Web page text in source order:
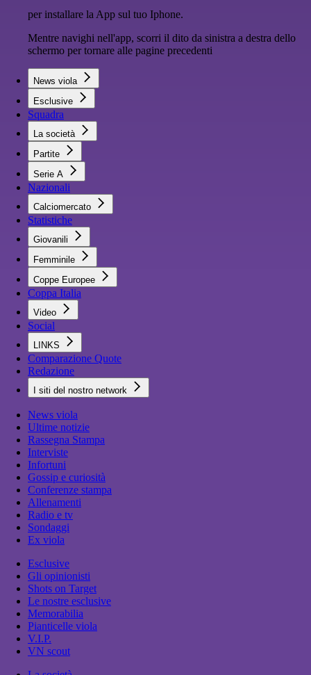
per installare la App sul tuo Iphone.
Mentre navighi nell'app, scorri il dito da sinistra a destra dello
schermo per tornare alle pagine precedenti
News viola
Esclusive
Squadra
La società
Partite
Serie A
Nazionali
Calciomercato
Statistiche
Giovanili
Femminile
Coppe Europee
Coppa Italia
Video
Social
LINKS
Comparazione Quote
Redazione
I siti del nostro network
News viola
Ultime notizie
Rassegna Stampa
Interviste
Infortuni
Gossip e curiosità
Conferenze stampa
Allenamenti
Radio e tv
Sondaggi
Ex viola
Esclusive
Gli opinionisti
Shots on Target
Le nostre esclusive
Memorabilia
Pianticelle viola
V.I.P.
VN scout